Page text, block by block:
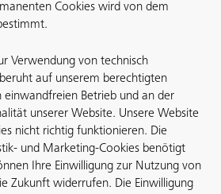
Cookies wird von dem
Verwendung von technisch
auf unserem berechtigten
einwandfreien Betrieb und an der
unserer Website. Unsere Website
nicht richtig funktionieren. Die
und Marketing-Cookies benötigt
Ihre Einwilligung zur Nutzung von
Zukunft widerrufen. Die Einwilligung